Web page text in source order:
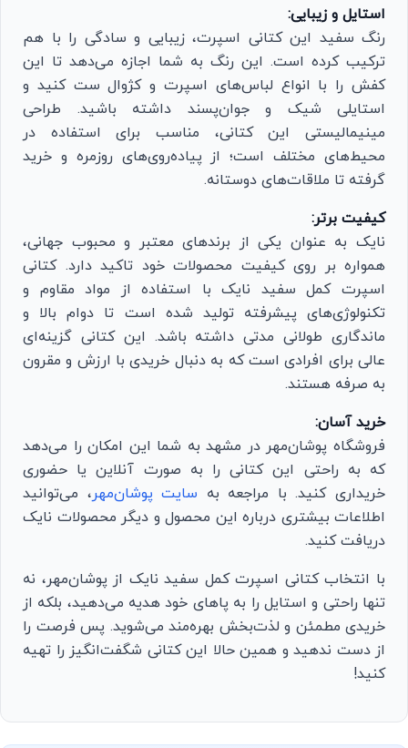
استایل و زیبایی:
رنگ سفید این کتانی اسپرت، زیبایی و سادگی را با هم
ترکیب کرده است. این رنگ به شما اجازه می‌دهد تا این
کفش را با انواع لباس‌های اسپرت و کژوال ست کنید و
استایلی شیک و جوان‌پسند داشته باشید. طراحی
مینیمالیستی این کتانی، مناسب برای استفاده در
محیط‌های مختلف است؛ از پیاده‌روی‌های روزمره و خرید
گرفته تا ملاقات‌های دوستانه.
کیفیت برتر:
نایک به عنوان یکی از برندهای معتبر و محبوب جهانی،
همواره بر روی کیفیت محصولات خود تاکید دارد. کتانی
اسپرت کمل سفید نایک با استفاده از مواد مقاوم و
تکنولوژی‌های پیشرفته تولید شده است تا دوام بالا و
ماندگاری طولانی مدتی داشته باشد. این کتانی گزینه‌ای
عالی برای افرادی است که به دنبال خریدی با ارزش و مقرون
به صرفه هستند.
خرید آسان:
فروشگاه پوشان‌مهر در مشهد به شما این امکان را می‌دهد
که به راحتی این کتانی را به صورت آنلاین یا حضوری
خریداری کنید. با مراجعه به سایت پوشان‌مهر، می‌توانید
اطلاعات بیشتری درباره این محصول و دیگر محصولات نایک
دریافت کنید.
با انتخاب کتانی اسپرت کمل سفید نایک از پوشان‌مهر، نه
تنها راحتی و استایل را به پاهای خود هدیه می‌دهید، بلکه از
خریدی مطمئن و لذت‌بخش بهره‌مند می‌شوید. پس فرصت را
از دست ندهید و همین حالا این کتانی شگفت‌انگیز را تهیه
کنید!